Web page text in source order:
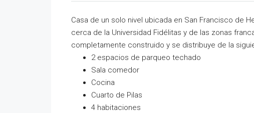
Casa de un solo nivel ubicada en San Francisco de
cerca de la Universidad Fidélitas y de las zonas
completamente construido y se distribuye de la
2 espacios de parqueo techado
Sala comedor
Cocina
Cuarto de Pilas
4 habitaciones